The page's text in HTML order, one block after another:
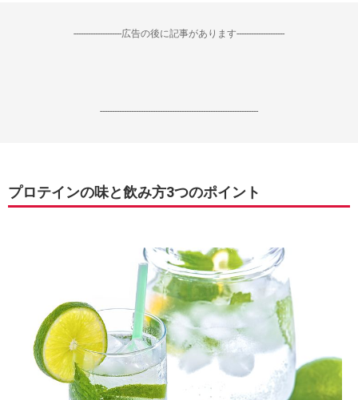
--------------------広告の後に記事があります--------------------
------------------------------------------------------------------
プロテインの味と飲み方3つのポイント